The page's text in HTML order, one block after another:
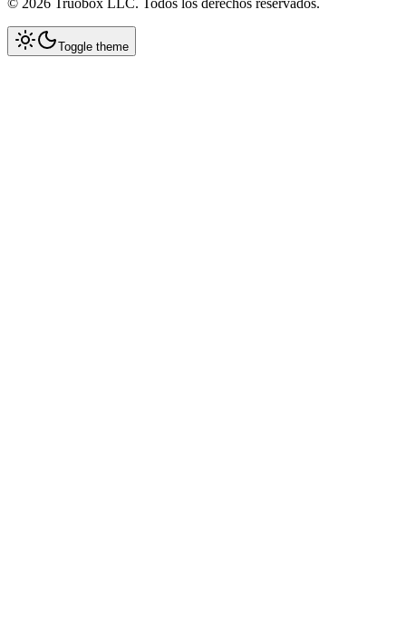
© 2026 Truobox LLC. Todos los derechos reservados.
Toggle theme